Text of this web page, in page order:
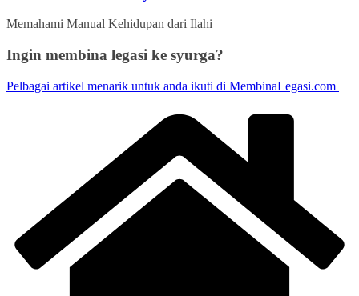
Memahami Manual Kehidupan dari Ilahi
Ingin membina legasi ke syurga?
Pelbagai artikel menarik untuk anda ikuti di MembinaLegasi.com